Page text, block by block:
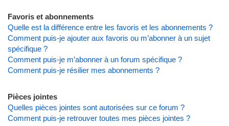
Favoris et abonnements
Quelle est la différence entre les favoris et les abonnements ?
Comment puis-je ajouter aux favoris ou m’abonner à un sujet
spécifique ?
Comment puis-je m’abonner à un forum spécifique ?
Comment puis-je résilier mes abonnements ?
Pièces jointes
Quelles pièces jointes sont autorisées sur ce forum ?
Comment puis-je retrouver toutes mes pièces jointes ?